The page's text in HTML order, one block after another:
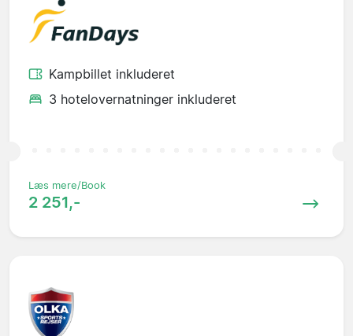
Kampbillet inkluderet
3 hotelovernatninger inkluderet
Læs mere/Book
2 251,-